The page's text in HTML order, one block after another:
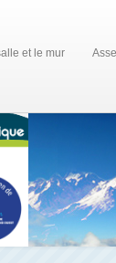
et le mur